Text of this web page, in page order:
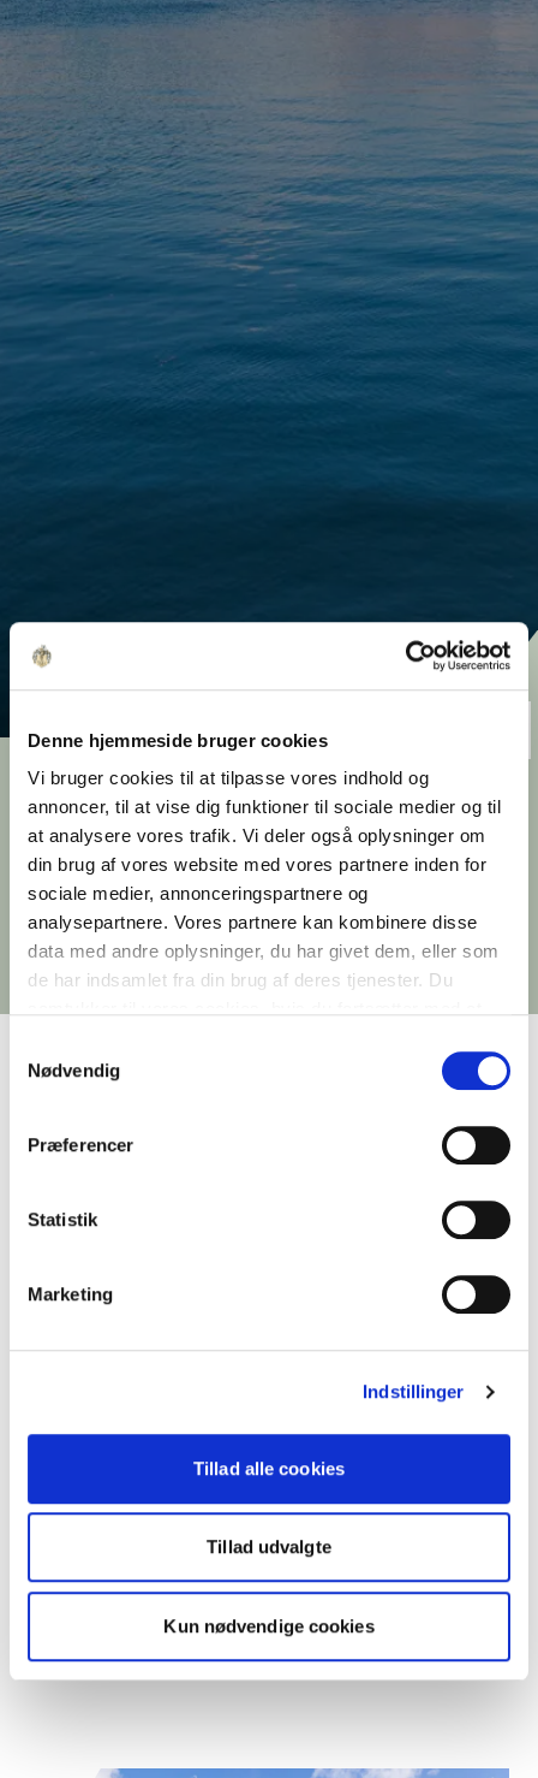
Denne hjemmeside bruger cookies
Vi bruger cookies til at tilpasse vores indhold og
annoncer, til at vise dig funktioner til sociale medier og til
at analysere vores trafik. Vi deler også oplysninger om
din brug af vores website med vores partnere inden for
sociale medier, annonceringspartnere og
analysepartnere. Vores partnere kan kombinere disse
data med andre oplysninger, du har givet dem, eller som
de har indsamlet fra din brug af deres tjenester. Du
Nødvendig
Præferencer
Statistik
Marketing
Indstillinger
Tillad alle cookies
Tillad udvalgte
Kun nødvendige cookies
Kontorfællesskaber i
Aarhus
I Aarhus driver vi kontorfællesskaber med
moderne faciliteter, lyse arbejdsrum og
fleksible løsninger til både mindre
virksomheder, selvstændige og startups.
kontorer, gode fællesfaciliteter og en central